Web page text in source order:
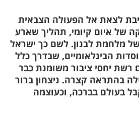
לצאת אל הפעולה הצבאית
של איום קיומי, תהליך שארע
מלחמת לבנון. לשם כך ישראל
הבינלאומיים, שבדרך כלל
רשת יחסי ציבור משומנת כבר
בהתראה קצרה. ניצחון ברור
בעולם בברכה, וכעוצמה